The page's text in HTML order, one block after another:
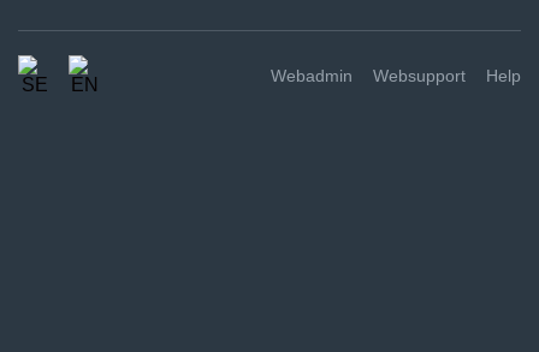
Webadmin Websupport Help